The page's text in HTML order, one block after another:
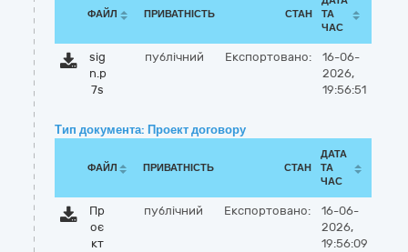
ФАЙЛ ПРИВАТНІСТЬ СТАН
ТА
ЧАС
sig
n.p
7s
публічний Експортовано:
16-06-
2026,
19:56:51
Тип документа: Проект договору
ФАЙЛ ПРИВАТНІСТЬ СТАН
ДАТА
ТА
ЧАС
Пр
оє
кт
публічний Експортовано:
16-06-
2026,
19:56:09